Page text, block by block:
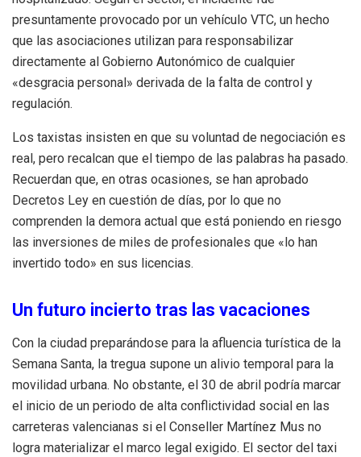
presuntamente provocado por un vehículo VTC, un hecho
que las asociaciones utilizan para responsabilizar
directamente al Gobierno Autonómico de cualquier
«desgracia personal» derivada de la falta de control y
regulación.
Los taxistas insisten en que su voluntad de negociación es
real, pero recalcan que el tiempo de las palabras ha pasado.
Recuerdan que, en otras ocasiones, se han aprobado
Decretos Ley en cuestión de días, por lo que no
comprenden la demora actual que está poniendo en riesgo
las inversiones de miles de profesionales que «lo han
invertido todo» en sus licencias.
Un futuro incierto tras las vacaciones
Con la ciudad preparándose para la afluencia turística de la
Semana Santa, la tregua supone un alivio temporal para la
movilidad urbana. No obstante, el 30 de abril podría marcar
el inicio de un periodo de alta conflictividad social en las
carreteras valencianas si el Conseller Martínez Mus no
logra materializar el marco legal exigido. El sector del taxi